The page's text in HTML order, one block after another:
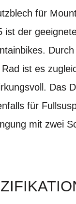
für
ist der
ist es
Das
für
mit zwei